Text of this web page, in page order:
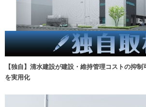
【独自】清水建設が建設・維持管理コストの抑
を実用化